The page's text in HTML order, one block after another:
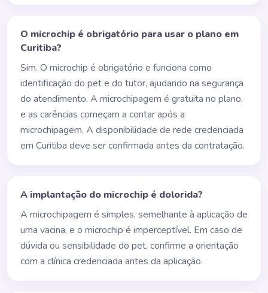
O microchip é obrigatório para usar o plano em
Curitiba?
Sim. O microchip é obrigatório e funciona como
identificação do pet e do tutor, ajudando na segurança
do atendimento. A microchipagem é gratuita no plano,
e as carências começam a contar após a
microchipagem. A disponibilidade de rede credenciada
em Curitiba deve ser confirmada antes da contratação.
A implantação do microchip é dolorida?
A microchipagem é simples, semelhante à aplicação de
uma vacina, e o microchip é imperceptível. Em caso de
dúvida ou sensibilidade do pet, confirme a orientação
com a clínica credenciada antes da aplicação.